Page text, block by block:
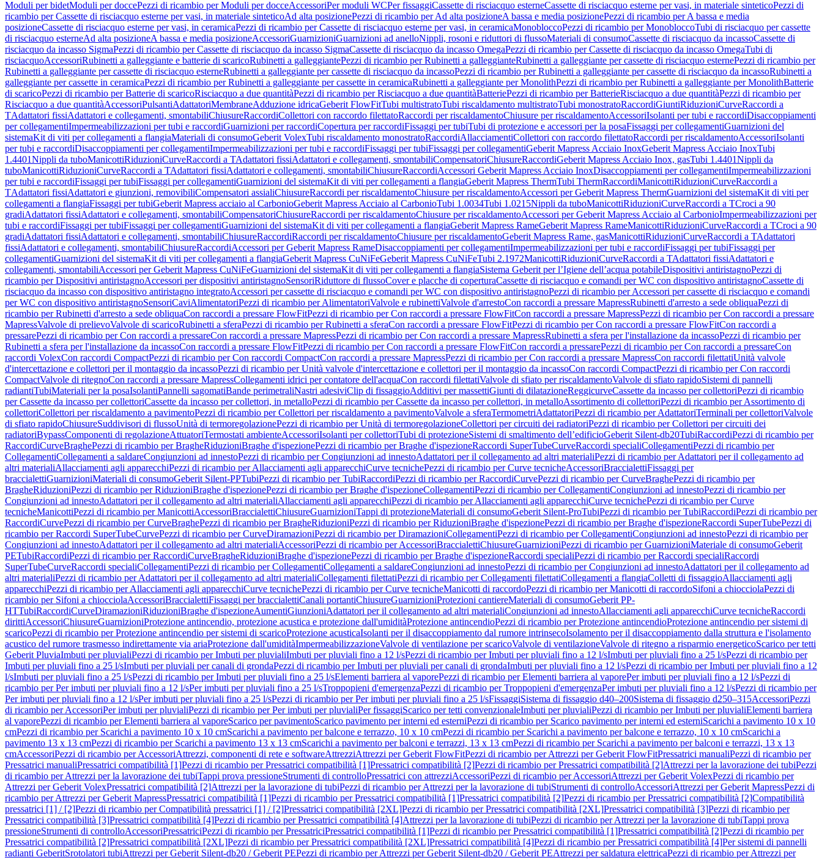
Moduli per bidetModuli per doccePezzi di ricambio per Moduli per docceAccessoriPer moduli WCPer fissaggiCassette di risciacquo esterneCassette di risciacquo esterne per vasi, in materiale sinteticoPezzi di
ricambio per Cassette di risciacquo esterne per vasi, in materiale sinteticoAd alta posizionePezzi di ricambio per Ad alta posizioneA bassa e media posizionePezzi di ricambio per A bassa e media
posizioneCassette di risciacquo esterne per vasi, in ceramicaPezzi di ricambio per Cassette di risciacquo esterne per vasi, in ceramicaMonobloccoPezzi di ricambio per MonobloccoTubi di risciacquo per cassette
di risciacquo esterneAd alta posizioneA bassa e media posizioneAccessoriGuarnizioniGuarnizioni ad anelloNippli, rosoni e riduttori di flussoMateriali di consumoCassette di risciacquo da incassoCassette di
risciacquo da incasso SigmaPezzi di ricambio per Cassette di risciacquo da incasso SigmaCassette di risciacquo da incasso OmegaPezzi di ricambio per Cassette di risciacquo da incasso OmegaTubi di
risciacquoAccessoriRubinetti a galleggiante e batterie di scaricoRubinetti a galleggiantePezzi di ricambio per Rubinetti a galleggianteRubinetti a galleggiante per cassette di risciacquo esternePezzi di ricambio per
Rubinetti a galleggiante per cassette di risciacquo esterneRubinetti a galleggiante per cassette di risciacquo da incassoPezzi di ricambio per Rubinetti a galleggiante per cassette di risciacquo da incassoRubinetti a
galleggiante per cassette in ceramicaPezzi di ricambio per Rubinetti a galleggiante per cassette in ceramicaRubinetti a galleggiante per MonolithPezzi di ricambio per Rubinetti a galleggiante per MonolithBatterie
di scaricoPezzi di ricambio per Batterie di scaricoRisciacquo a due quantitàPezzi di ricambio per Risciacquo a due quantitàBatteriePezzi di ricambio per BatterieRisciacquo a due quantitàPezzi di ricambio per
Risciacquo a due quantitàAccessoriPulsantiAdattatoriMembraneAdduzione idricaGeberit FlowFitTubi multistratoTubi riscaldamento multistratoTubi monostratoRaccordiGiuntiRiduzioniCurveRaccordi a
TAdattatori fissiAdattatori e collegamenti, smontabiliChiusureRaccordiCollettori con raccordo filettatoRaccordi per riscaldamentoChiusure per riscaldamentoAccessoriIsolanti per tubi e raccordiDisaccoppiamenti
per collegamentiImpermeabilizzazioni per tubi e raccordiGuarnizioni per raccordiCopertura per raccordiFissaggi per tubiTubi di protezione e accessori per la posaFissaggi per collegamentiGuarnizioni del
sistemaKit di viti per collegamenti a flangiaMateriali di consumoGeberit VolexTubi riscaldamento monostratoRaccordiAllacciamentiCollettori con raccordo filettatoRaccordi per riscaldamentoAccessoriIsolanti
per tubi e raccordiDisaccoppiamenti per collegamentiImpermeabilizzazioni per tubi e raccordiFissaggi per tubiFissaggi per collegamentiGeberit Mapress Acciaio InoxGeberit Mapress Acciaio InoxTubi
1.4401Nippli da tuboManicottiRiduzioniCurveRaccordi a TAdattatori fissiAdattatori e collegamenti, smontabiliCompensatoriChiusureRaccordiGeberit Mapress Acciaio Inox, gasTubi 1.4401Nippli da
tuboManicottiRiduzioniCurveRaccordi a TAdattatori fissiAdattatori e collegamenti, smontabiliChiusureRaccordiAccessori Geberit Mapress Acciaio InoxDisaccoppiamenti per collegamentiImpermeabilizzazioni
per tubi e raccordiFissaggi per tubiFissaggi per collegamentiGuarnizioni del sistemaKit di viti per collegamenti a flangiaGeberit Mapress ThermTubi ThermRaccordiManicottiRiduzioniCurveRaccordi a
TAdattatori fissiAdattatori e giunzioni, removibiliCompensatori assialiChiusureRaccordi per riscaldamentoChiusure per riscaldamentoAccessori per Geberit Mapress ThermGuarnizioni del sistemaKit di viti per
collegamenti a flangiaFissaggi per tubiGeberit Mapress acciaio al CarbonioGeberit Mapress Acciaio al CarbonioTubi 1.0034Tubi 1.0215Nippli da tuboManicottiRiduzioniCurveRaccordi a TCroci a 90
gradiAdattatori fissiAdattatori e collegamenti, smontabiliCompensatoriChiusureRaccordi per riscaldamentoChiusure per riscaldamentoAccessori per Geberit Mapress Acciaio al CarbonioImpermeabilizzazioni per
tubi e raccordiFissaggi per tubiFissaggi per collegamentiGuarnizioni del sistemaKit di viti per collegamenti a flangiaGeberit Mapress RameGeberit Mapress RameManicottiRiduzioniCurveRaccordi a TCroci a 90
gradiAdattatori fissiAdattatori e collegamenti, smontabiliChiusureRaccordiRaccordi per riscaldamentoChiusure per riscaldamentoGeberit Mapress Rame, gasManicottiRiduzioniCurveRaccordi a TAdattatori
fissiAdattatori e collegamenti, smontabiliChiusureRaccordiAccessori per Geberit Mapress RameDisaccoppiamenti per collegamentiImpermeabilizzazioni per tubi e raccordiFissaggi per tubiFissaggi per
collegamentiGuarnizioni del sistemaKit di viti per collegamenti a flangiaGeberit Mapress CuNiFeGeberit Mapress CuNiFeTubi 2.1972ManicottiRiduzioniCurveRaccordi a TAdattatori fissiAdattatori e
collegamenti, smontabiliAccessori per Geberit Mapress CuNiFeGuarnizioni del sistemaKit di viti per collegamenti a flangiaSistema Geberit per l’Igiene dell’acqua potabileDispositivi antiristagnoPezzi di
ricambio per Dispositivi antiristagnoAccessori per dispositivi antiristagnoSensoriRiduttore di flussoCover e placche di coperturaCassette di risciacquo e comandi per WC con dispositivo antiristagnoCassette di
risciacquo da incasso con dispositivo antiristagno integratoAccessori per cassette di risciacquo e comandi per WC con dispositivo antiristagnoPezzi di ricambio per Accessori per cassette di risciacquo e comandi
per WC con dispositivo antiristagnoSensoriCaviAlimentatoriPezzi di ricambio per AlimentatoriValvole e rubinettiValvole d'arrestoCon raccordi a pressare MapressRubinetti d'arresto a sede obliquaPezzi di
ricambio per Rubinetti d'arresto a sede obliquaCon raccordi a pressare FlowFitPezzi di ricambio per Con raccordi a pressare FlowFitCon raccordi a pressare MapressPezzi di ricambio per Con raccordi a pressare
MapressValvole di prelievoValvole di scaricoRubinetti a sferaPezzi di ricambio per Rubinetti a sferaCon raccordi a pressare FlowFitPezzi di ricambio per Con raccordi a pressare FlowFitCon raccordi a
pressarePezzi di ricambio per Con raccordi a pressareCon raccordi a pressare MapressPezzi di ricambio per Con raccordi a pressare MapressRubinetti a sfera per l'installazione da incassoPezzi di ricambio per
Rubinetti a sfera per l'installazione da incassoCon raccordi a pressare FlowFitPezzi di ricambio per Con raccordi a pressare FlowFitCon raccordi a pressarePezzi di ricambio per Con raccordi a pressareCon
raccordi VolexCon raccordi CompactPezzi di ricambio per Con raccordi CompactCon raccordi a pressare MapressPezzi di ricambio per Con raccordi a pressare MapressCon raccordi filettatiUnità valvole
d'intercettazione e collettori per il montaggio da incassoPezzi di ricambio per Unità valvole d'intercettazione e collettori per il montaggio da incassoCon raccordi CompactPezzi di ricambio per Con raccordi
CompactValvole di ritegnoCon raccordi a pressare MapressCollegamenti idrici per contatore dell'acquaCon raccordi filettatiValvole di sfiato per riscaldamentoValvole di sfiato rapidoSistemi di pannelli
radiantiTubiMateriali per la posaIsolantiPannelli sagomatiBande perimetraliNastri adesiviClip di fissaggioAdditivi per massettiGiunti di dilatazioneReggicurveCassette da incasso per collettoriPezzi di ricambio
per Cassette da incasso per collettoriCassette da incasso per collettori, in metalloPezzi di ricambio per Cassette da incasso per collettori, in metalloAssortimento di collettoriPezzi di ricambio per Assortimento di
collettoriCollettori per riscaldamento a pavimentoPezzi di ricambio per Collettori per riscaldamento a pavimentoValvole a sferaTermometriAdattatoriPezzi di ricambio per AdattatoriTerminali per collettoriValvole
di sfiato rapidoChiusureSuddivisori di flussoUnità di termoregolazionePezzi di ricambio per Unità di termoregolazioneCollettori per circuiti dei radiatoriPezzi di ricambio per Collettori per circuiti dei
radiatoriBypassComponenti di regolazioneAttuatoriTermostati ambienteAccessoriIsolanti per collettoriTubi di protezioneSistemi di smaltimento dell’edificioGeberit Silent-db20TubiRaccordiPezzi di ricambio per
RaccordiCurveBraghePezzi di ricambio per BragheRiduzioniBraghe d'ispezionePezzi di ricambio per Braghe d'ispezioneRaccordi SuperTubeCurveRaccordi specialiCollegamentiPezzi di ricambio per
CollegamentiCollegamenti a saldareCongiunzioni ad innestoPezzi di ricambio per Congiunzioni ad innestoAdattatori per il collegamento ad altri materialiPezzi di ricambio per Adattatori per il collegamento ad
altri materialiAllacciamenti agli apparecchiPezzi di ricambio per Allacciamenti agli apparecchiCurve tecnichePezzi di ricambio per Curve tecnicheAccessoriBraccialettiFissaggi per
braccialettiGuarnizioniMateriali di consumoGeberit Silent-PPTubiPezzi di ricambio per TubiRaccordiPezzi di ricambio per RaccordiCurvePezzi di ricambio per CurveBraghePezzi di ricambio per
BragheRiduzioniPezzi di ricambio per RiduzioniBraghe d'ispezionePezzi di ricambio per Braghe d'ispezioneCollegamentiPezzi di ricambio per CollegamentiCongiunzioni ad innestoPezzi di ricambio per
Congiunzioni ad innestoAdattatori per il collegamento ad altri materialiAllacciamenti agli apparecchiPezzi di ricambio per Allacciamenti agli apparecchiCurve tecnichePezzi di ricambio per Curve
tecnicheManicottiPezzi di ricambio per ManicottiAccessoriBraccialettiChiusureGuarnizioniTappi di protezioneMateriali di consumoGeberit Silent-ProTubiPezzi di ricambio per TubiRaccordiPezzi di ricambio per
RaccordiCurvePezzi di ricambio per CurveBraghePezzi di ricambio per BragheRiduzioniPezzi di ricambio per RiduzioniBraghe d'ispezionePezzi di ricambio per Braghe d'ispezioneRaccordi SuperTubePezzi di
ricambio per Raccordi SuperTubeCurvePezzi di ricambio per CurveDiramazioniPezzi di ricambio per DiramazioniCollegamentiPezzi di ricambio per CollegamentiCongiunzioni ad innestoPezzi di ricambio per
Congiunzioni ad innestoAdattatori per il collegamento ad altri materialiAccessoriPezzi di ricambio per AccessoriBraccialettiChiusureGuarnizioniPezzi di ricambio per GuarnizioniMateriale di consumoGeberit
PETubiRaccordiPezzi di ricambio per RaccordiCurveBragheRiduzioniBraghe d'ispezionePezzi di ricambio per Braghe d'ispezioneRaccordi specialiPezzi di ricambio per Raccordi specialiRaccordi
SuperTubeCurveRaccordi specialiCollegamentiPezzi di ricambio per CollegamentiCollegamenti a saldareCongiunzioni ad innestoPezzi di ricambio per Congiunzioni ad innestoAdattatori per il collegamento ad
altri materialiPezzi di ricambio per Adattatori per il collegamento ad altri materialiCollegamenti filettatiPezzi di ricambio per Collegamenti filettatiCollegamenti a flangiaColletti di fissaggioAllacciamenti agli
apparecchiPezzi di ricambio per Allacciamenti agli apparecchiCurve tecnichePezzi di ricambio per Curve tecnicheManicotti di raccordoPezzi di ricambio per Manicotti di raccordoSifoni a chiocciolaPezzi di
ricambio per Sifoni a chiocciolaAccessoriBraccialettiFissaggi per braccialettiCanali portantiChiusureGuarnizioniProtezioni cantiereMateriali di consumoGeberit PP-
HTTubiRaccordiCurveDiramazioniRiduzioniBraghe d'ispezioneAumentiGiunzioniAdattatori per il collegamento ad altri materialiCongiunzioni ad innestoAllacciamenti agli apparecchiCurve tecnicheRaccordi
dirittiAccessoriChiusureGuarnizioniProtezione antincendio, protezione acustica e protezione dall'umiditàProtezione antincendioPezzi di ricambio per Protezione antincendioProtezione antincendio per sistemi di
scaricoPezzi di ricambio per Protezione antincendio per sistemi di scaricoProtezione acusticaIsolanti per il disaccoppiamento dal rumore intrinsecoIsolamento per il disaccoppiamento dalla struttura e l'isolamento
acustico del rumore trasmesso indirettamente via ariaProtezione dall'umiditàImpermeabilizzazioneValvole di ventilazione per scaricoValvole di ventilazioneValvole di ritegno a risparmio energeticoScarico per tetti
Geberit PluviaImbuti per pluvialiPezzi di ricambio per Imbuti per pluvialiImbuti per pluviali fino a 12 l/sPezzi di ricambio per Imbuti per pluviali fino a 12 l/sImbuti per pluviali fino a 25 l/sPezzi di ricambio per
Imbuti per pluviali fino a 25 l/sImbuti per pluviali per canali di grondaPezzi di ricambio per Imbuti per pluviali per canali di grondaImbuti per pluviali fino a 12 l/sPezzi di ricambio per Imbuti per pluviali fino a 12
l/sImbuti per pluviali fino a 25 l/sPezzi di ricambio per Imbuti per pluviali fino a 25 l/sElementi barriera al vaporePezzi di ricambio per Elementi barriera al vaporePer imbuti per pluviali fino a 12 l/sPezzi di
ricambio per Per imbuti per pluviali fino a 12 l/sPer imbuti per pluviali fino a 25 l/sTroppopieni d'emergenzaPezzi di ricambio per Troppopieni d'emergenzaPer imbuti per pluviali fino a 12 l/sPezzi di ricambio per
Per imbuti per pluviali fino a 12 l/sPer imbuti per pluviali fino a 25 l/sPezzi di ricambio per Per imbuti per pluviali fino a 25 l/sFissaggiSistema di fissaggio d40–200Sistema di fissaggio d250–315AccessoriPezzi
di ricambio per AccessoriPer imbuti per pluvialiPezzi di ricambio per Per imbuti per pluvialiPer fissaggiScarico per tetti convenzionaleImbuti per pluvialiPezzi di ricambio per Imbuti per pluvialiElementi barriera
al vaporePezzi di ricambio per Elementi barriera al vaporeScarico per pavimentoScarico pavimento per interni ed esterniPezzi di ricambio per Scarico pavimento per interni ed esterniScarichi a pavimento 10 x 10
cmPezzi di ricambio per Scarichi a pavimento 10 x 10 cmScarichi a pavimento per balcone e terrazzo, 10 x 10 cmPezzi di ricambio per Scarichi a pavimento per balcone e terrazzo, 10 x 10 cmScarichi a
pavimento 13 x 13 cmPezzi di ricambio per Scarichi a pavimento 13 x 13 cmScarichi a pavimento per balconi e terrazzi, 13 x 13 cmPezzi di ricambio per Scarichi a pavimento per balconi e terrazzi, 13 x 13
cmAccessoriPezzi di ricambio per AccessoriAttrezzi, componenti di rete e softwareAttrezziAttrezzi per Geberit FlowFitPezzi di ricambio per Attrezzi per Geberit FlowFitPressatrici manualiPezzi di ricambio per
Pressatrici manualiPressatrici compatibilità [1]Pezzi di ricambio per Pressatrici compatibilità [1]Pressatrici compatibilità [2]Pezzi di ricambio per Pressatrici compatibilità [2]Attrezzi per la lavorazione dei tubiPezzi
di ricambio per Attrezzi per la lavorazione dei tubiTappi prova pressioneStrumenti di controlloPressatrici con attrezziAccessoriPezzi di ricambio per AccessoriAttrezzi per Geberit VolexPezzi di ricambio per
Attrezzi per Geberit VolexPressatrici compatibilità [2]Attrezzi per la lavorazione di tubiPezzi di ricambio per Attrezzi per la lavorazione di tubiStrumenti di controlloAccessoriAttrezzi per Geberit MapressPezzi di
ricambio per Attrezzi per Geberit MapressPressatrici compatibilità [1]Pezzi di ricambio per Pressatrici compatibilità [1]Pressatrici compatibilità [2]Pezzi di ricambio per Pressatrici compatibilità [2]Compatibilità
pressatrici [1] / [2]Pezzi di ricambio per Compatibilità pressatrici [1] / [2]Pressatrici compatibilità [2XL]Pezzi di ricambio per Pressatrici compatibilità [2XL]Pressatrici compatibilità [3]Pezzi di ricambio per
Pressatrici compatibilità [3]Pressatrici compatibilità [4]Pezzi di ricambio per Pressatrici compatibilità [4]Attrezzi per la lavorazione di tubiPezzi di ricambio per Attrezzi per la lavorazione di tubiTappi prova
pressioneStrumenti di controlloAccessoriPressatriciPezzi di ricambio per PressatriciPressatrici compatibilità [1]Pezzi di ricambio per Pressatrici compatibilità [1]Pressatrici compatibilità [2]Pezzi di ricambio per
Pressatrici compatibilità [2]Pressatrici compatibilità [2XL]Pezzi di ricambio per Pressatrici compatibilità [2XL]Pressatrici compatibilità [4]Pezzi di ricambio per Pressatrici compatibilità [4]Per sistemi di pannelli
radianti GeberitSrotolatori tubiAttrezzi per Geberit Silent-db20 / Geberit PEPezzi di ricambio per Attrezzi per Geberit Silent-db20 / Geberit PEAttrezzi per saldatura elettricaPezzi di ricambio per Attrezzi per